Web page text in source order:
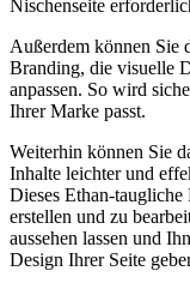
Nischenseite
Außerdem können Sie
Branding, die visuelle
anpassen. So wird
Ihrer Marke passt.
Weiterhin können Sie
Inhalte leichter und
Dieses Ethan-
erstellen und zu
aussehen lassen und
Design Ihrer Seite